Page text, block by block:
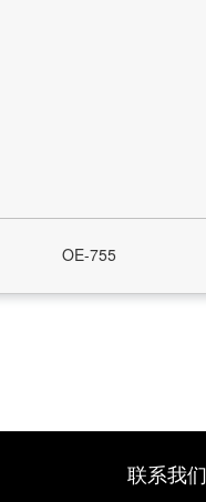
OE-755
联系我们